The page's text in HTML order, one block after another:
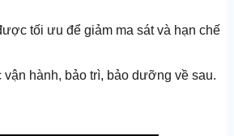
tối ưu để giảm ma sát và hạn chế
hành, bảo trì, bảo dưỡng về sau.